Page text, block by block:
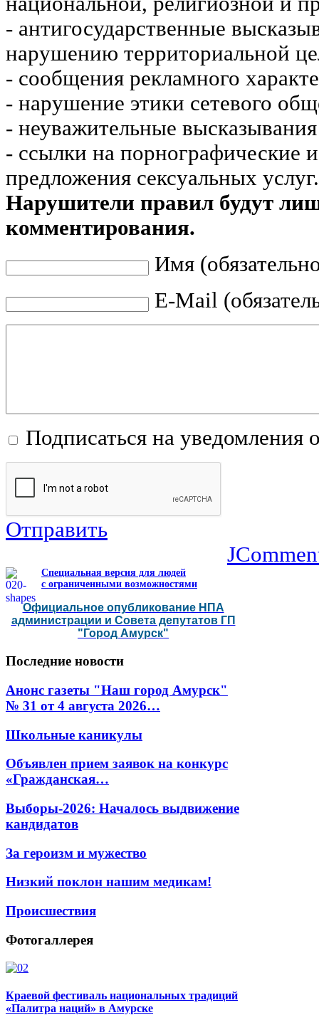
- антигосударственные
нарушению территориальной
- сообщения рекламного
- нарушение этики сетевого
- неуважительные
- ссылки на порнографические
предложения сексуальных услуг.
Нарушители правил будут
комментирования.
Имя
E-Mail
Подписаться на уведомления
Отправить
Специальная версия для людей
с ограниченными возможностями
Официальное опубликование НПА
администрации и Совета депутатов ГП
"Город Амурск"
Последние новости
Анонс газеты "Наш город Амурск"
№ 31 от 4 августа 2026…
Школьные каникулы
Объявлен прием заявок на конкурс
«Гражданская…
Выборы-2026: Началось выдвижение
кандидатов
За героизм и мужество
Низкий поклон нашим медикам!
Происшествия
Фотогаллерея
Краевой фестиваль национальных традиций
«Палитра наций» в Амурске